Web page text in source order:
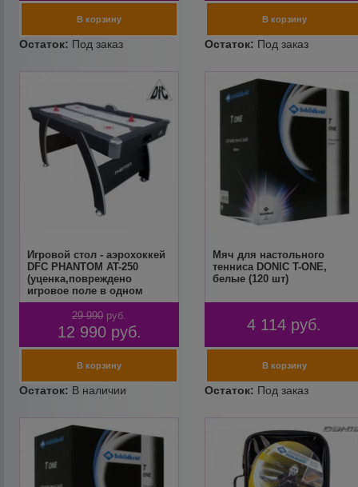
Игровой стол - аэрохоккей
DFC PHANTOM AT-250
(уценка,повреждено
игровое поле в одном
месте)
29 990 руб.
12 990 руб.
Мяч для настольного
тенниса DONIC T-ONE,
белые (120 шт)
4 114 руб.